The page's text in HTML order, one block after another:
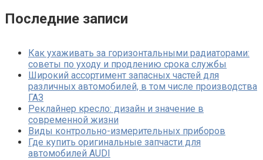
Последние записи
Как ухаживать за горизонтальными радиаторами:
советы по уходу и продлению срока службы
Широкий ассортимент запасных частей для
различных автомобилей, в том числе производства
ГАЗ
Реклайнер кресло: дизайн и значение в
современной жизни
Виды контрольно-измерительных приборов
Где купить оригинальные запчасти для
автомобилей AUDI